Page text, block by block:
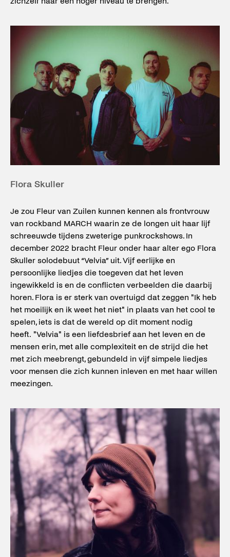
Flora Skuller
Je zou Fleur van Zuilen kunnen kennen als frontvrouw
van rockband MARCH waarin ze de longen uit haar lijf
schreeuwde tijdens zweterige punkrockshows. In
december 2022 bracht Fleur onder haar alter ego Flora
Skuller solodebuut “Velvia” uit. Vijf eerlijke en
persoonlijke liedjes die toegeven dat het leven
ingewikkeld is en de conflicten verbeelden die daarbij
horen. Flora is er sterk van overtuigd dat zeggen "Ik heb
het moeilijk en ik weet het niet" in plaats van het cool te
spelen, iets is dat de wereld op dit moment nodig
heeft. "Velvia" is een liefdesbrief aan het leven en de
mensen erin, met alle complexiteit en de strijd die het
met zich meebrengt, gebundeld in vijf simpele liedjes
voor mensen die zich kunnen inleven en met haar willen
meezingen.